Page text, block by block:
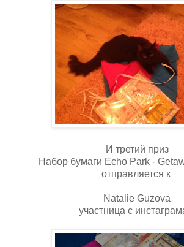
И третий приз
Набор бумаги Echo Park -
отправляется к
Natalie Guzova
участница с